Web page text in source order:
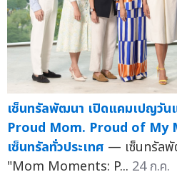
เซ็นทรัลพัฒนา เปิดแคมเปญวั
Proud Mom. Proud of My
เซ็นทรัลทั่วประเทศ — เซ็นทรัล
"Mom Moments: P... 24 ก.ค.